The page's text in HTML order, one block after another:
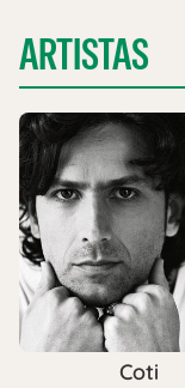
ARTISTAS
Coti